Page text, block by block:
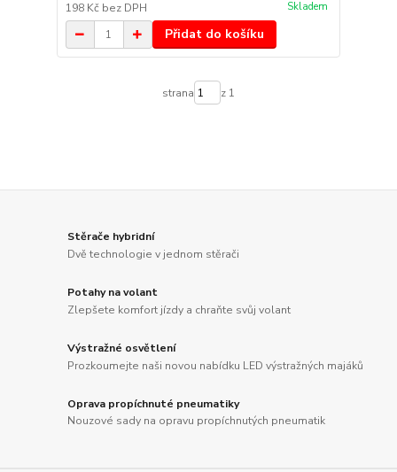
198 Kč bez DPH Skladem
Přidat do košíku
strana z 1
Stěrače hybridní
Dvě technologie v jednom stěrači
Potahy na volant
Zlepšete komfort jízdy a chraňte svůj volant
Výstražné osvětlení
Prozkoumejte naši novou nabídku LED výstražných majáků
Oprava propíchnuté pneumatiky
Nouzové sady na opravu propíchnutých pneumatik